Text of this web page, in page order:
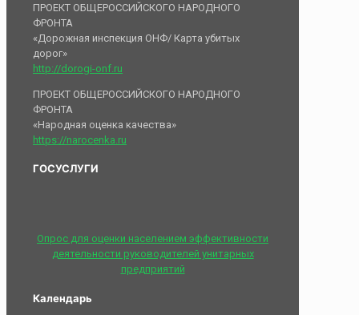
ПРОЕКТ ОБЩЕРОССИЙСКОГО НАРОДНОГО
ФРОНТА
«Дорожная инспекция ОНФ/ Карта убитых
дорог»
http://dorogi-onf.ru
ПРОЕКТ ОБЩЕРОССИЙСКОГО НАРОДНОГО
ФРОНТА
«Народная оценка качества»
https://narocenka.ru
ГОСУСЛУГИ
Опрос для оценки населением эффективности
деятельности руководителей унитарных
предприятий
Календарь